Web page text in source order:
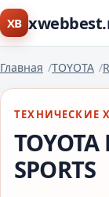
XB
Главная TOYOTA
ТЕХНИЧЕСКИЕ
TOYOTA
SPORTS